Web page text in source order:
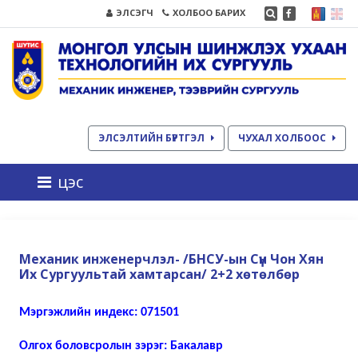
ЭЛСЭГЧ ХОЛБОО БАРИХ
ЭЛСЭЛТИЙН БҮРТГЭЛ ЧУХАЛ ХОЛБООС
цэс
Механик инженерчлэл- /БНСУ-ын Сүн Чон Хян
Их Сургуультай хамтарсан/ 2+2 хөтөлбөр
Мэргэжлийн индекс: 071501
Олгох боловсролын зэрэг: Бакалавр